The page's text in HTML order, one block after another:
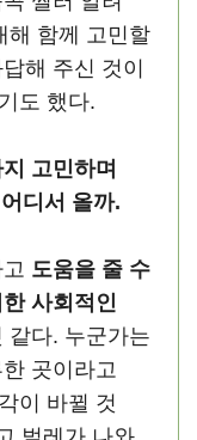
해 함께 고민할
해 주신 것이
도 했다.
고민하며
디서 올까.
도움을 줄 수
사회적인
같다. 누군가는
곳이라고
이 바뀔 것